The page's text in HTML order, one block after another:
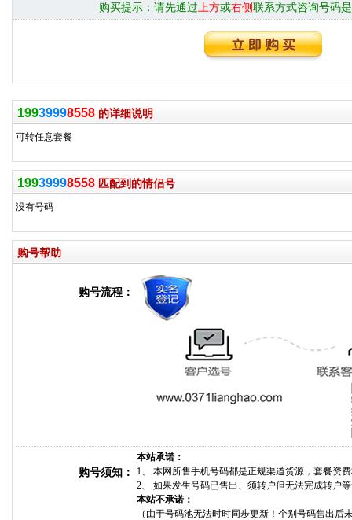
购买提示： 请先通过 上方或右侧联系方式咨询号码
19939998558 的详细说明
可转任意套餐
19939998558 匹配到的情侣号
没有号码
购号帮助
购号流程：
购号须知：
本站承诺：
1、 本网所售手机号码都是正规渠道货源，套餐资
2、 如果发生号码已售出、须转户但无法完成转户
本站不承诺：
（由于号码池无法时时同步更新！个别号码售出